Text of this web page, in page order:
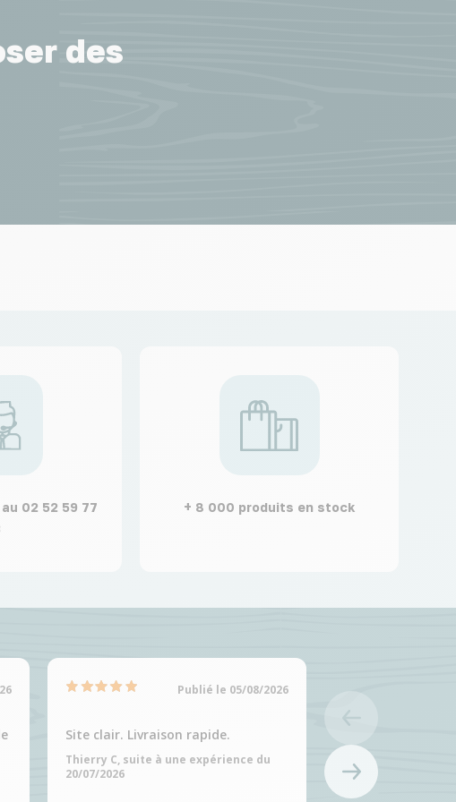
des
02 52 59 77
+ 8 000 produits en stock
Publié le 05/08/2026
Site clair. Livraison rapide.
Thierry C, suite à une expérience du
20/07/2026
produits
Martine C, suite à
20/07/2026